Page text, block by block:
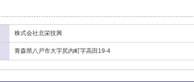
株式会社北栄技興
青森県八戸市大字尻内町字高田19-4